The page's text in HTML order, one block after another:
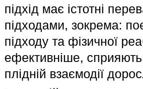
підхід має істотні
підходами, зокрема:
підходу та фізичної
ефективніше,
плідній взаємодії